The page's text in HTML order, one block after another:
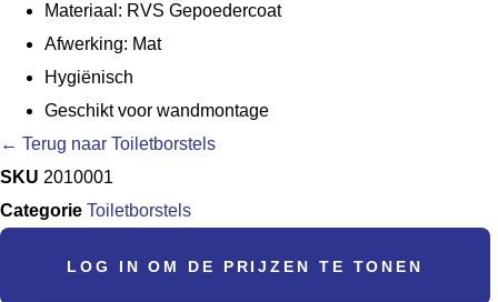
Materiaal: RVS Gepoedercoat
Afwerking: Mat
Hygiënisch
Geschikt voor wandmontage
← Terug naar Toiletborstels
SKU 2010001
Categorie Toiletborstels
LOG IN OM DE PRIJZEN TE TONEN